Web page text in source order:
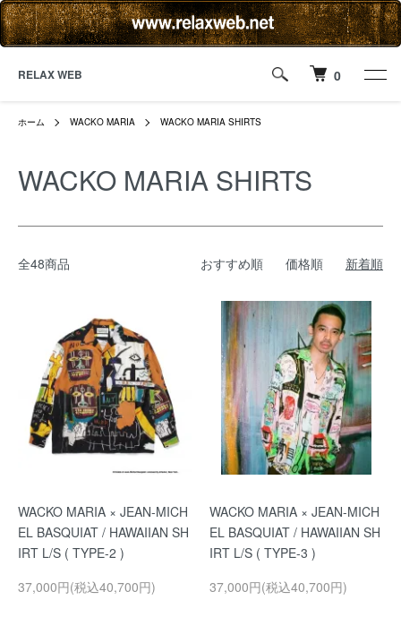
RELAX WEB 0
ホーム WACKO MARIA WACKO MARIA SHIRTS
WACKO MARIA SHIRTS
全48商品 おすすめ順 価格順 新着順
WACKO MARIA × JEAN-MICH
EL BASQUIAT / HAWAIIAN SH
IRT L/S ( TYPE-2 )
37,000円(税込40,700円)
WACKO MARIA × JEAN-MICH
EL BASQUIAT / HAWAIIAN SH
IRT L/S ( TYPE-3 )
37,000円(税込40,700円)